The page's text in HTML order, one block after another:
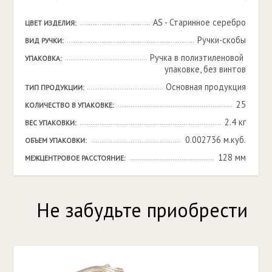
ЦВЕТ ИЗДЕЛИЯ: AS - Старинное серебро
ВИД РУЧКИ: Ручки-скобы
УПАКОВКА:
Ручка в полиэтиленовой
упаковке, без винтов
ТИП ПРОДУКЦИИ: Основная продукция
КОЛИЧЕСТВО В УПАКОВКЕ: 25
ВЕС УПАКОВКИ: 2.4 кг
ОБЪЕМ УПАКОВКИ: 0.002736 м.куб.
МЕЖЦЕНТРОВОЕ РАССТОЯНИЕ: 128 мм
Не забудьте приобрести